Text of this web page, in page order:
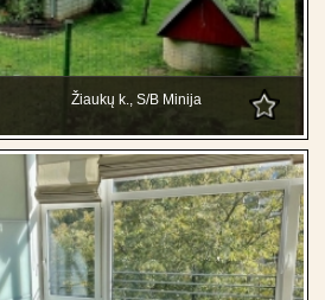
Žiaukų k., S/B Minija